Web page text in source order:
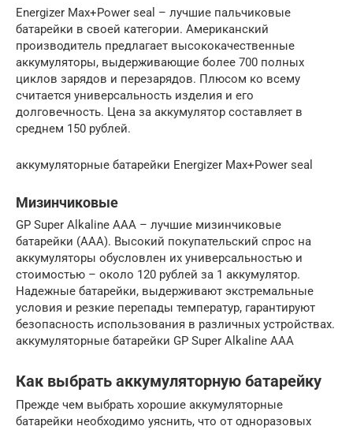
Energizer Max+Power seal – лучшие пальчиковые
батарейки в своей категории. Американский
производитель предлагает высококачественные
аккумуляторы, выдерживающие более 700 полных
циклов зарядов и перезарядов. Плюсом ко всему
считается универсальность изделия и его
долговечность. Цена за аккумулятор составляет в
среднем 150 рублей.
аккумуляторные батарейки Energizer Max+Power seal
Мизинчиковые
GP Super Alkaline AAA – лучшие мизинчиковые
батарейки (ААА). Высокий покупательский спрос на
аккумуляторы обусловлен их универсальностью и
стоимостью – около 120 рублей за 1 аккумулятор.
Надежные батарейки, выдерживают экстремальные
условия и резкие перепады температур, гарантируют
безопасность использования в различных устройствах.
аккумуляторные батарейки GP Super Alkaline AAA
Как выбрать аккумуляторную батарейку
Прежде чем выбрать хорошие аккумуляторные
батарейки необходимо уяснить, что от одноразовых